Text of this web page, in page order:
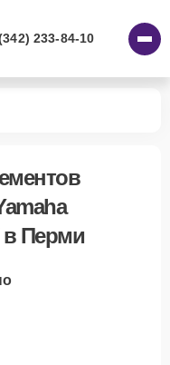
233-84-10
в Перми